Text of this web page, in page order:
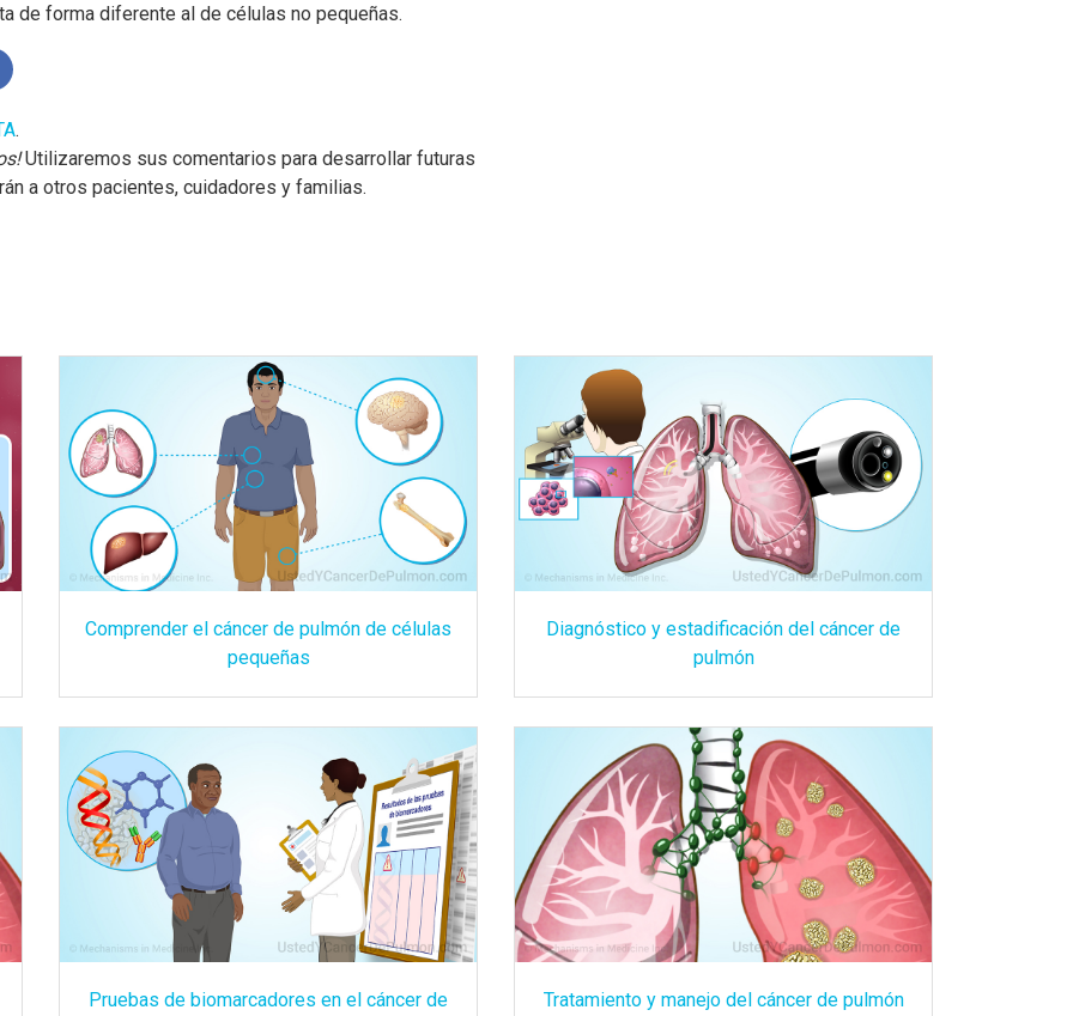
de forma diferente al de células no pequeñas.
.
Utilizaremos sus comentarios para desarrollar futuras
a otros pacientes, cuidadores y familias.
Comprender el cáncer de pulmón de células
pequeñas
Diagnóstico y estadificación del cáncer de
pulmón
Pruebas de biomarcadores en el cáncer de Tratamiento y manejo del cáncer de pulmón